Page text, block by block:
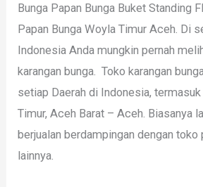
Bunga Papan Bunga Buket Standing
Papan Bunga Woyla Timur Aceh. Di
Indonesia Anda mungkin pernah
karangan bunga. Toko karangan
setiap Daerah di Indonesia,
Timur, Aceh Barat – Aceh. Biasanya
berjualan berdampingan dengan toko
lainnya.